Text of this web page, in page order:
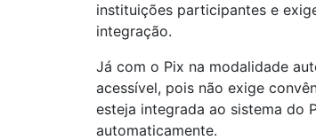
instituições participantes e
integração.
Já com o Pix na modalidade
acessível, pois não exige
esteja integrada ao sistema do
automaticamente.